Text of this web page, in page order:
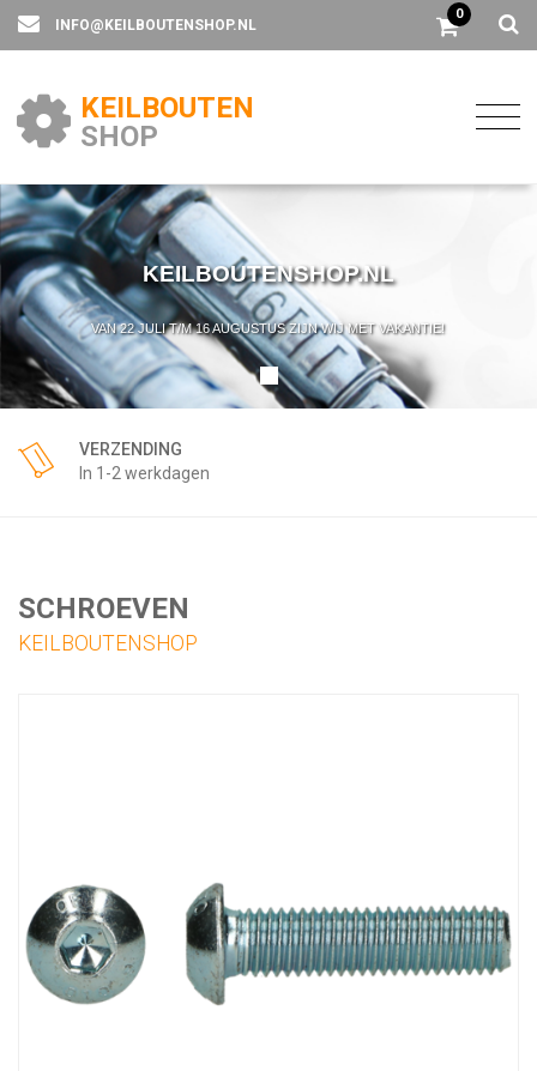
INFO@KEILBOUTENSHOP.NL
0
KEILBOUTEN
SHOP
KEILBOUTENSHOP.NL
VAN 22 JULI T/M 16 AUGUSTUS ZIJN WIJ MET VAKANTIE!
VERZENDING
In 1-2 werkdagen
SCHROEVEN
KEILBOUTENSHOP